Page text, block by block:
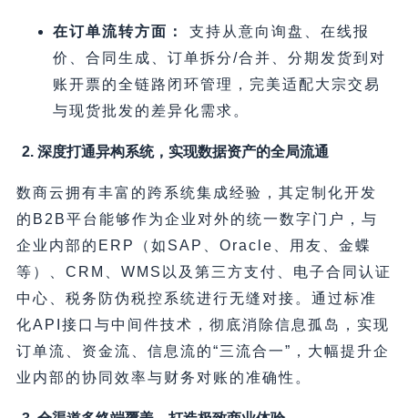
在订单流转方面：
支持从意向询盘、在线报
价、合同生成、订单拆分/合并、分期发货到对
账开票的全链路闭环管理，完美适配大宗交易
与现货批发的差异化需求。
2. 深度打通异构系统，实现数据资产的全局流通
数商云拥有丰富的跨系统集成经验，其定制化开发
的B2B平台能够作为企业对外的统一数字门户，与
企业内部的ERP（如SAP、Oracle、用友、金蝶
等）、CRM、WMS以及第三方支付、电子合同认证
中心、税务防伪税控系统进行无缝对接。通过标准
化API接口与中间件技术，彻底消除信息孤岛，实现
订单流、资金流、信息流的“三流合一”，大幅提升企
业内部的协同效率与财务对账的准确性。